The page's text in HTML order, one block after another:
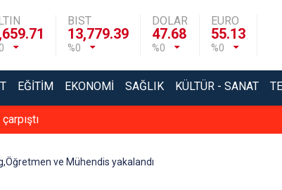
BIST
13,779.39
%0
DOLAR
47.68
%0
EURO
55.13
%0
EĞITIM EKONOMI SAĞLIK KÜLTÜR - SANAT
ve Mühendis yakalandı